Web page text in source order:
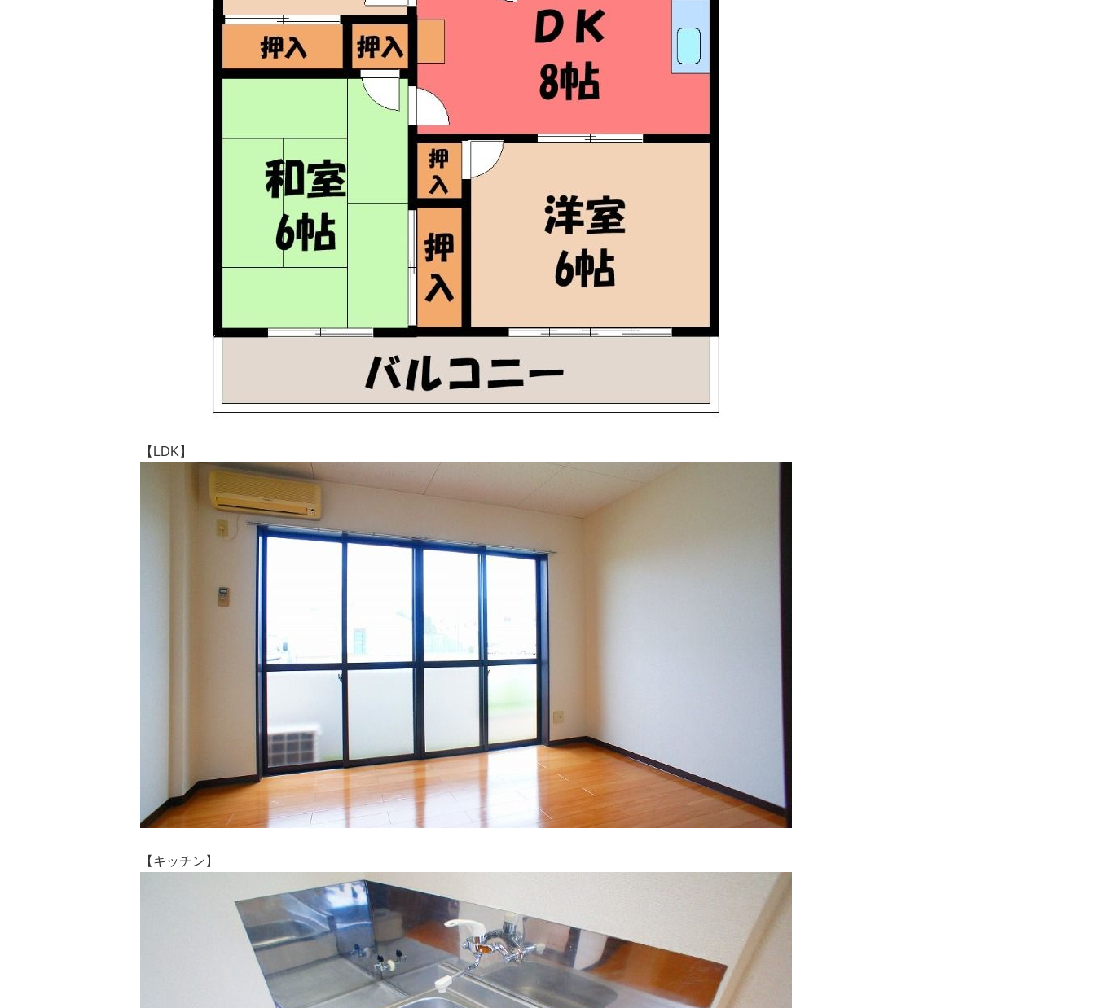
【LDK】
【キッチン】